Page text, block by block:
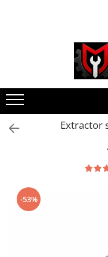
Scule Service Auto
Chei Si Truse De Chei
Chei combinate
Chei Combinate Cu
Chei Cotite
Clesti pentru sertizat
Clesti pentru sigurante
Extractor
-53%